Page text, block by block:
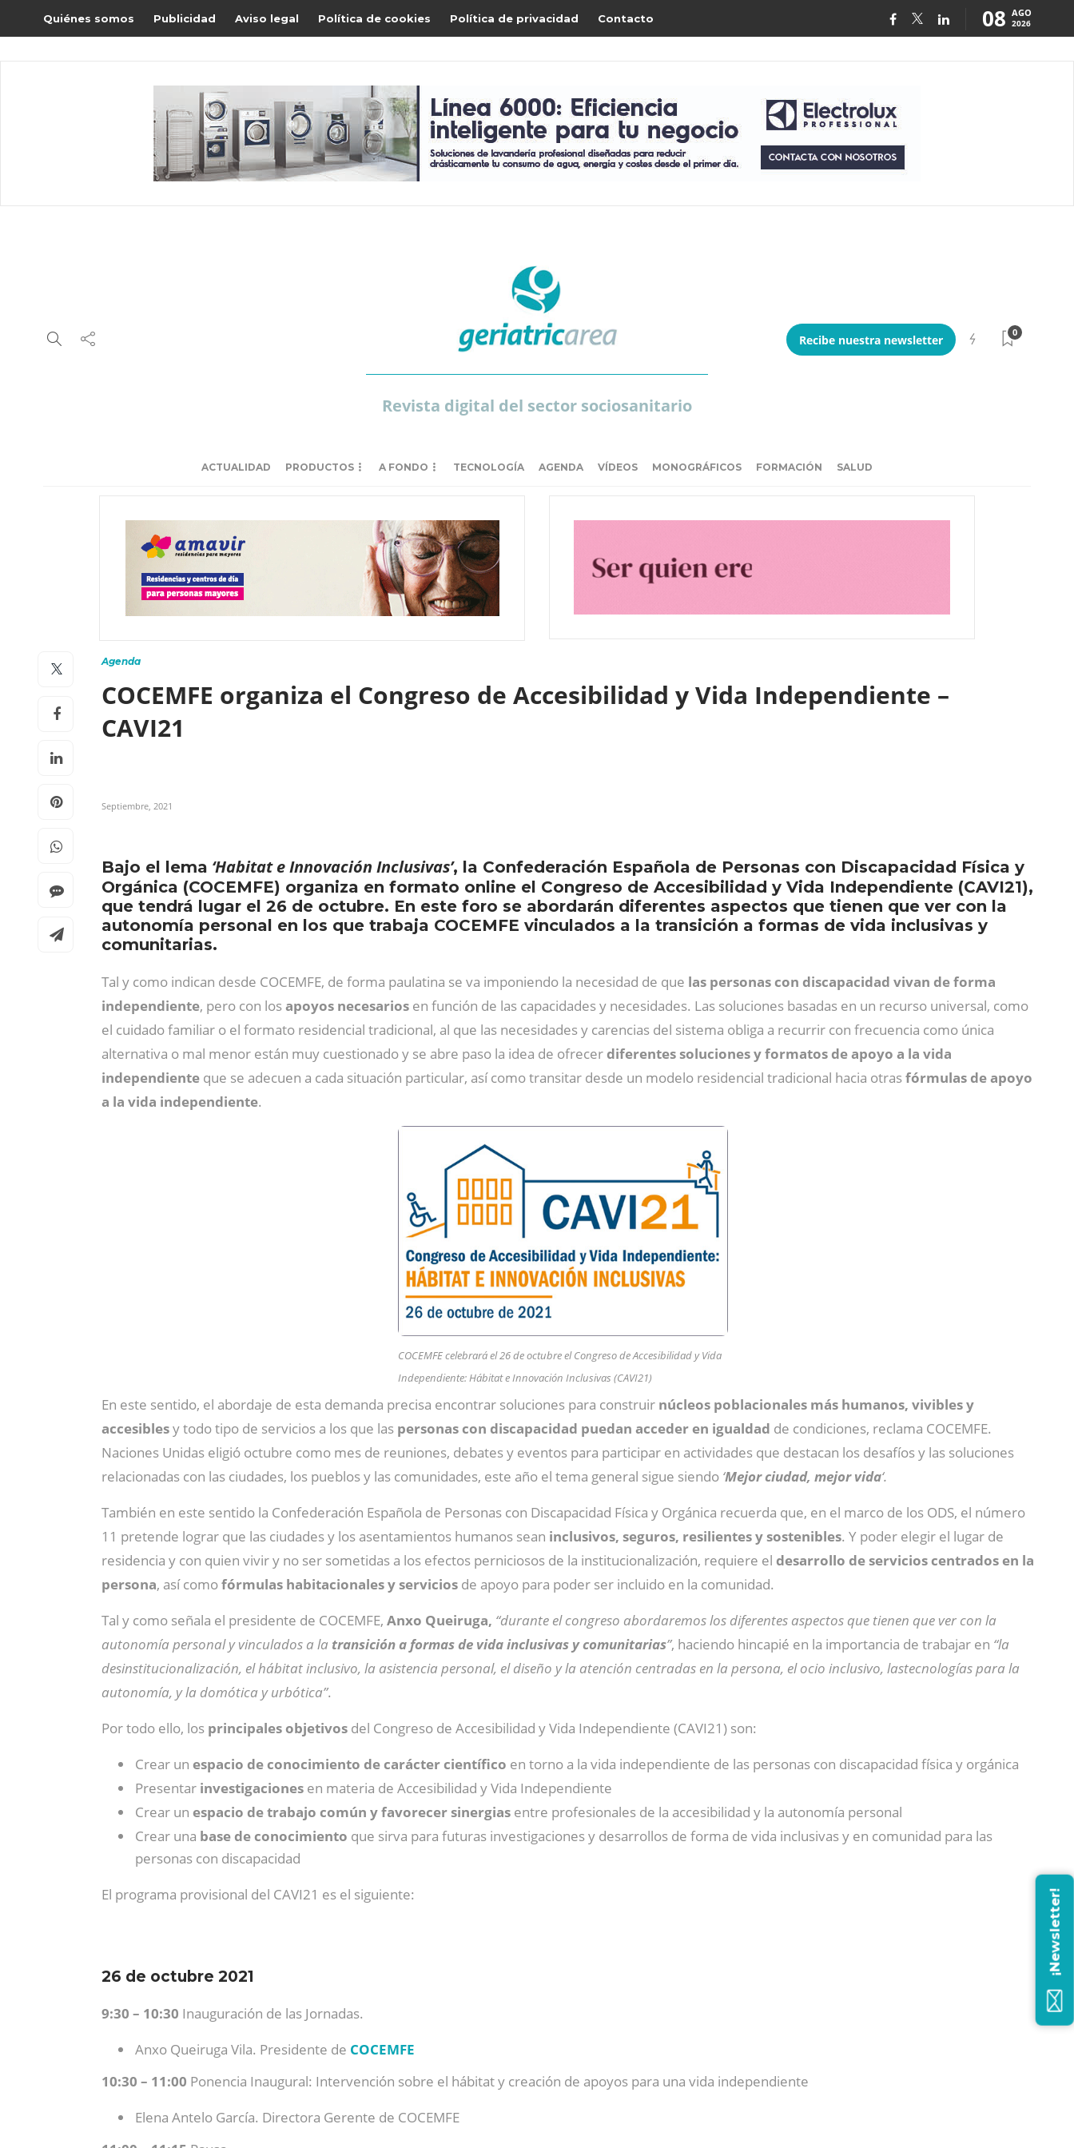
Quiénes somos Publicidad Aviso legal Política de cookies Política de privacidad Contacto 08 AGO
2026
Revista digital del sector sociosanitario
Recibe nuestra newsletter
0
ACTUALIDAD PRODUCTOS A FONDO TECNOLOGÍA AGENDA VÍDEOS MONOGRÁFICOS FORMACIÓN SALUD
Agenda
COCEMFE organiza el Congreso de Accesibilidad y Vida Independiente –
CAVI21
Septiembre, 2021
Bajo el lema ‘Habitat e Innovación Inclusivas’, la Confederación Española de Personas con Discapacidad Física y
Orgánica (COCEMFE) organiza en formato online el Congreso de Accesibilidad y Vida Independiente (CAVI21),
que tendrá lugar el 26 de octubre. En este foro se abordarán diferentes aspectos que tienen que ver con la
autonomía personal en los que trabaja COCEMFE vinculados a la transición a formas de vida inclusivas y
comunitarias.
Tal y como indican desde COCEMFE, de forma paulatina se va imponiendo la necesidad de que las personas con discapacidad vivan de forma
independiente, pero con losapoyos necesarios en función de las capacidades y necesidades. Las soluciones basadas en un recurso universal, como
el cuidado familiar o el formato residencial tradicional, al que las necesidades y carencias del sistema obliga a recurrir con frecuencia como única
alternativa o mal menor están muy cuestionado y se abre paso la idea de ofrecer diferentes soluciones y formatos de apoyo a la vida
independiente que se adecuen a cada situación particular, así como transitar desde un modelo residencial tradicional hacia otrasfórmulas de apoyo
a la vida independiente.
COCEMFE celebrará el 26 de octubre el Congreso de Accesibilidad y Vida
Independiente: Hábitat e Innovación Inclusivas (CAVI21)
En este sentido, el abordaje de esta demanda precisa encontrar soluciones para construir núcleos poblacionales más humanos, vivibles y
accesiblesy todo tipo de servicios a los que las personas con discapacidad puedan acceder en igualdad de condiciones, reclama COCEMFE.
Naciones Unidas eligió octubre como mes de reuniones, debates y eventos para participar en actividades que destacan los desafíos y las soluciones
relacionadas con las ciudades, los pueblos y las comunidades, este año el tema general sigue siendo ‘Mejor ciudad, mejor vida‘.
También en este sentido la Confederación Española de Personas con Discapacidad Física y Orgánica recuerda que, en el marco de los ODS, el número
11 pretende lograr que las ciudades y los asentamientos humanos sean inclusivos, seguros, resilientes y sostenibles. Y poder elegir el lugar de
residencia y con quien vivir y no ser sometidas a los efectos perniciosos de la institucionalización, requiere el desarrollo de servicios centrados en la
persona, así comofórmulas habitacionales y servicios de apoyo para poder ser incluido en la comunidad.
Tal y como señala el presidente de COCEMFE, Anxo Queiruga, “durante el congreso abordaremos los diferentes aspectos que tienen que ver con la
autonomía personal y vinculados a la transición a formas de vida inclusivas y comunitarias”, haciendo hincapié en la importancia de trabajar en “la
desinstitucionalización, el hábitat inclusivo, la asistencia personal, el diseño y la atención centradas en la persona, el ocio inclusivo, lastecnologías para la
autonomía, y la domótica y urbótica”.
Por todo ello, los principales objetivos del Congreso de Accesibilidad y Vida Independiente (CAVI21) son:
Crear un espacio de conocimiento de carácter científico en torno a la vida independiente de las personas con discapacidad física y orgánica
Presentar investigaciones en materia de Accesibilidad y Vida Independiente
Crear un espacio de trabajo común y favorecer sinergias entre profesionales de la accesibilidad y la autonomía personal
Crear una base de conocimiento que sirva para futuras investigaciones y desarrollos de forma de vida inclusivas y en comunidad para las
personas con discapacidad
El programa provisional del CAVI21 es el siguiente:
26 de octubre 2021
9:30 – 10:30 Inauguración de las Jornadas.
Anxo Queiruga Vila. Presidente de COCEMFE
10:30 – 11:00 Ponencia Inaugural: Intervención sobre el hábitat y creación de apoyos para una vida independiente
Elena Antelo García. Directora Gerente de COCEMFE
¡Newsletter!